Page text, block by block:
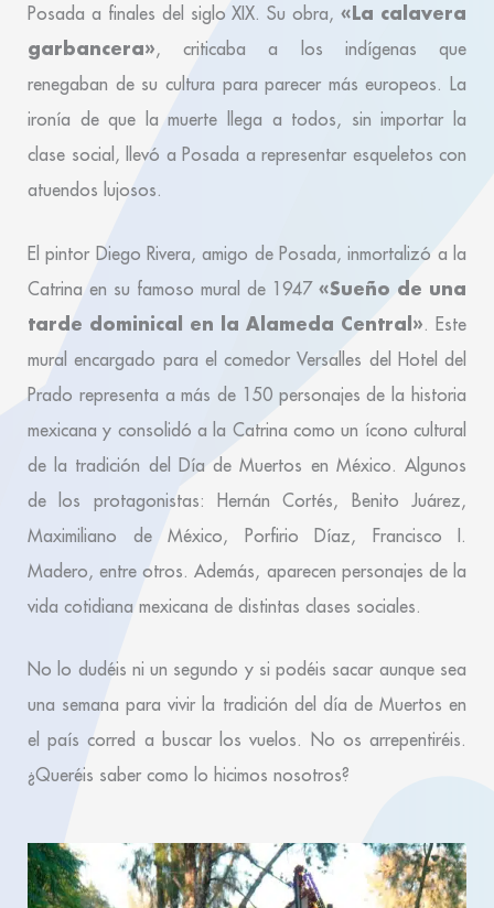
Posada a finales del siglo XIX. Su obra,«La calavera
garbancera», criticaba a los indígenas que
renegaban de su cultura para parecer más europeos. La
ironía de que la muerte llega a todos, sin importar la
clase social, llevó a Posada a representar esqueletos con
atuendos lujosos.
El pintor Diego Rivera, amigo de Posada, inmortalizó a la
Catrina en su famoso mural de 1947 «Sueño de una
tarde dominical en la Alameda Central». Este
mural encargado para el comedor Versalles del Hotel del
Prado representa a más de 150 personajes de la historia
mexicana y consolidó a la Catrina como un ícono cultural
de la tradición del Día de Muertos en México. Algunos
de los protagonistas: Hernán Cortés, Benito Juárez,
Maximiliano de México, Porfirio Díaz, Francisco I.
Madero, entre otros. Además, aparecen personajes de la
vida cotidiana mexicana de distintas clases sociales.
No lo dudéis ni un segundo y si podéis sacar aunque sea
una semana para vivir la tradición del día de Muertos en
el país corred a buscar los vuelos. No os arrepentiréis.
¿Queréis saber como lo hicimos nosotros?